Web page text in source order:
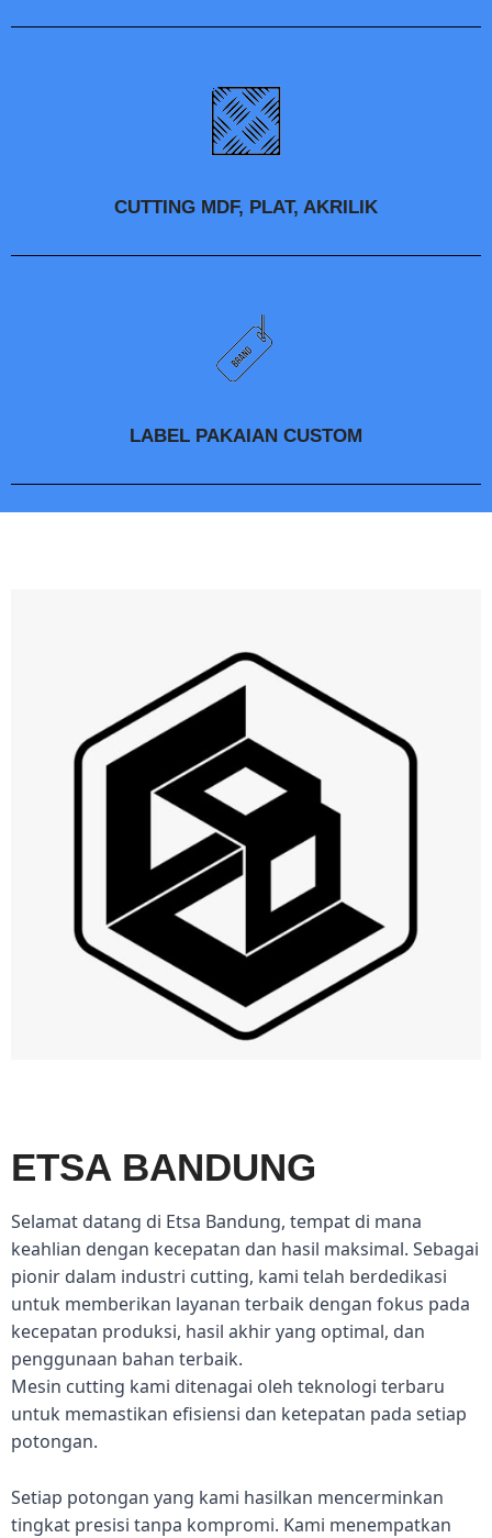
CUTTING MDF, PLAT, AKRILIK
LABEL PAKAIAN CUSTOM
ETSA BANDUNG
Selamat datang di Etsa Bandung, tempat di mana
keahlian dengan kecepatan dan hasil maksimal. Sebagai
pionir dalam industri cutting, kami telah berdedikasi
untuk memberikan layanan terbaik dengan fokus pada
kecepatan produksi, hasil akhir yang optimal, dan
penggunaan bahan terbaik.
Mesin cutting kami ditenagai oleh teknologi terbaru
untuk memastikan efisiensi dan ketepatan pada setiap
potongan.
Setiap potongan yang kami hasilkan mencerminkan
tingkat presisi tanpa kompromi. Kami menempatkan